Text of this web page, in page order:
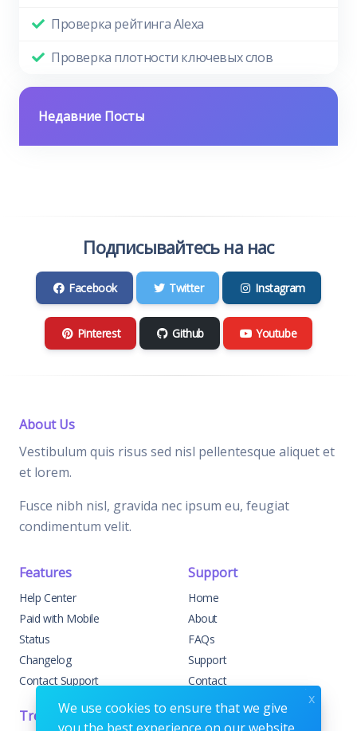
Проверка рейтинга Alexa
Проверка плотности ключевых слов
Недавние Посты
Подписывайтесь на нас
Facebook Twitter Instagram
Pinterest Github Youtube
About Us
Vestibulum quis risus sed nisl pellentesque aliquet et
et lorem.
Fusce nibh nisl, gravida nec ipsum eu, feugiat
condimentum velit.
Features
Help Center
Paid with Mobile
Status
Changelog
Contact Support
Support
Home
About
FAQs
Support
Contact
Trending Legal
We use cookies to ensure that we give
x